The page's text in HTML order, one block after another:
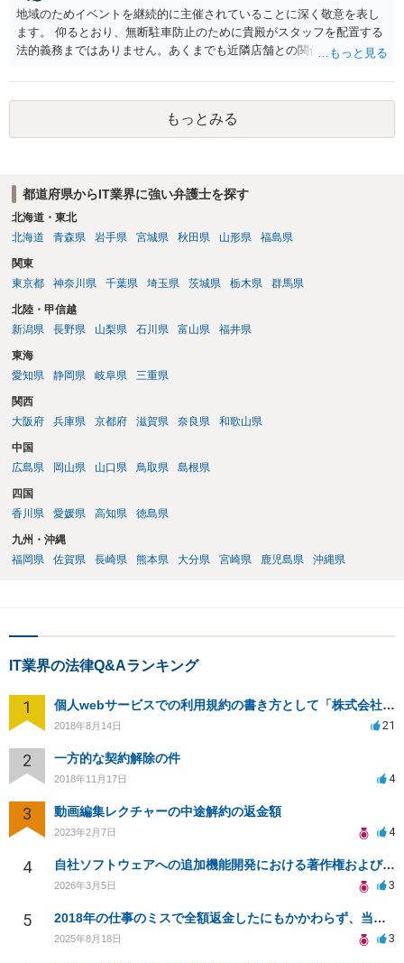
う一般基準が公表されているわけではありません。 したがって、小型
電動キックボードを開発・販売する場合には、「低速だからナンバー
不要」と判断せず、具体的な仕様を前提に、警察庁・国土交通省・地
地域のためイベントを継続的に主催されていることに深く敬意を表し
ます。 仰るとおり、無断駐車防止のために貴殿がスタッフを配置する
法的義務まではありません。あくまでも近隣店舗との関係を良好に保
要望も出てくるかと思いますが、要望自体の切実さ、イベントへの影
響に加えて、対応コスト、地域の方々との協力関係維持のためどの程
度有用かを総合的に考えながら進めていくのが良いかと存じます。
もっとみる
都道府県からIT業界に強い弁護士を探す
北海道・東北
北海道
青森県 岩手県 宮城県 秋田県 山形県 福島県
関東
東京都
神奈川県 千葉県 埼玉県 茨城県 栃木県 群馬県
北陸・甲信越
新潟県
長野県 山梨県 石川県 富山県 福井県
東海
愛知県
静岡県 岐阜県 三重県
関西
大阪府
兵庫県 京都府 滋賀県 奈良県 和歌山県
中国
広島県
岡山県 山口県 鳥取県 島根県
四国
香川県
愛媛県 高知県 徳島県
九州・沖縄
福岡県
佐賀県 長崎県 熊本県 大分県 宮崎県 鹿児島県 沖縄県
IT業界の法律Q&Aランキング
1 個人webサービスでの利用規約の書き方として「株式会社○○（以下当社）」と違う表現はありますか？
2018年8月14日 21
2 一方的な契約解除の件
2018年11月17日 4
3 動画編集レクチャーの中途解約の返金額
2023年2月7日 4
4 自社ソフトウェアへの追加機能開発における著作権および使用権の帰属について
2026年3月5日 3
5 2018年の仕事のミスで全額返金したにもかかわらず、当時の取引先から執拗に対応を求められる
2025年8月18日 3